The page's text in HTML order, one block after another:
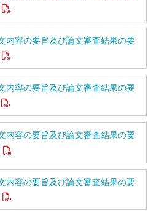
容の要旨及び論文審査結果の要
容の要旨及び論文審査結果の要
容の要旨及び論文審査結果の要
容の要旨及び論文審査結果の要